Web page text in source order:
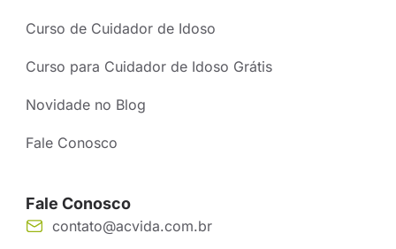
Curso de Cuidador de Idoso
Curso para Cuidador de Idoso Grátis
Novidade no Blog
Fale Conosco
Fale Conosco
contato@acvida.com.br